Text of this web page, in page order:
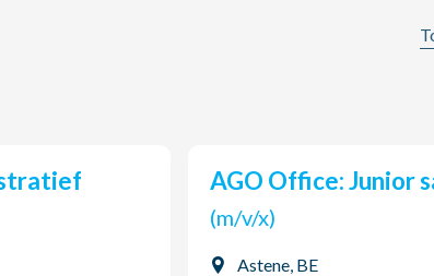
AGO Office: Junior
(m/v/x)
Astene, BE